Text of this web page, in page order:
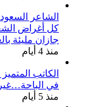
الشاعر
كل أغراض
جازان مليئة
منذ 4 أيام
الكاتب
في
منذ 5 أيام